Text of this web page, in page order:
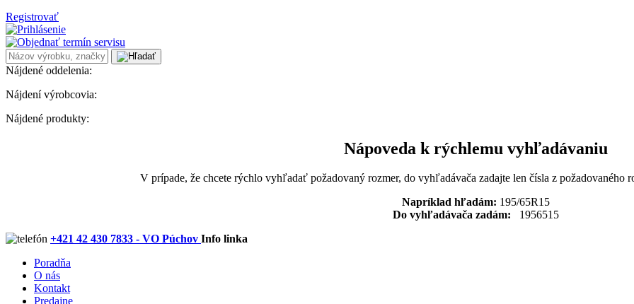
Registrovať
Nájdené oddelenia:
Nájdení výrobcovia:
Nájdené produkty:
Nápoveda k rýchlemu vyhľadávaniu
V prípade, že chcete rýchlo vyhľadať požadovaný rozmer, do vyhľadávača zadajte len čísla z požadovaného
Napríklad hľadám: 195/65R15
Do vyhľadávača zadám: 1956515
+421 42 430 7833 - VO Púchov Info linka
Poradňa
O nás
Kontakt
Predajne